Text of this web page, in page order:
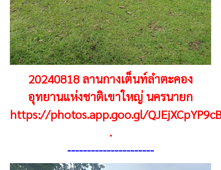
20240818 ลานกางเต็นท์ลำตะคอง
อุทยานแห่งชาติเขาใหญ่ นครนายก
https://photos.app.goo.gl/
.
----------------------